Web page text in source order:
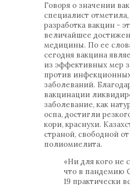
Говоря о значении
специалист отметила,
разработка вакцин -
величайшее
медицины. По ее
сегодня вакцина
из эффективных мер
против
заболеваний.
вакцинации
заболевание, как
оспа, достигли
кори, краснухи.
страной, свободной от
полиомиелита.
«Ни для кого не
что в пандемию
19 практически